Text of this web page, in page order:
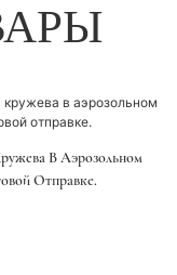
В Аэрозольном
Отправке.